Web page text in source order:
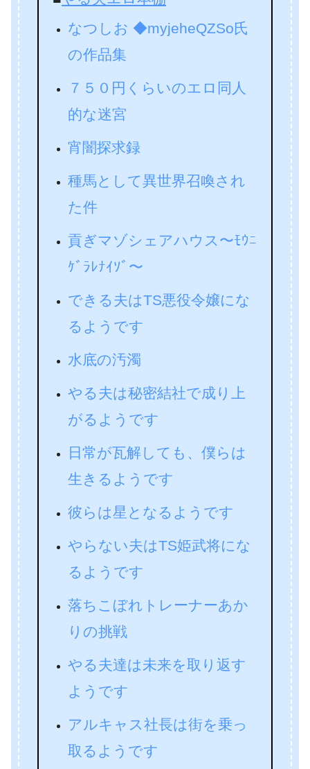
なつしお ◆myjeheQZSo氏
の作品集
７５０円くらいのエロ同人
的な迷宮
宵闇探求録
種馬として異世界召喚され
た件
貢ぎマゾシェアハウス〜ﾓｳﾆ
ｹﾞﾗﾚﾅｲｿﾞ〜
できる夫はTS悪役令嬢にな
るようです
水底の汚濁
やる夫は秘密結社で成り上
がるようです
日常が瓦解しても、僕らは
生きるようです
彼らは星となるようです
やらない夫はTS姫武将にな
るようです
落ちこぼれトレーナーあか
りの挑戦
やる夫達は未来を取り返す
ようです
アルキャス社長は街を乗っ
取るようです